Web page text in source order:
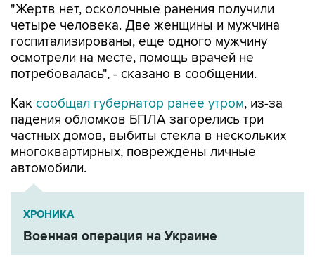
"Жертв нет, осколочные ранения получили
четыре человека. Две женщины и мужчина
госпитализированы, еще одного мужчину
осмотрели на месте, помощь врачей не
потребовалась", - сказано в сообщении.
Как сообщал губернатор ранее утром, из-за
падения обломков БПЛА загорелись три
частных домов, выбиты стекла в нескольких
многоквартирных, повреждены личные
автомобили.
ХРОНИКА
Военная операция на Украине